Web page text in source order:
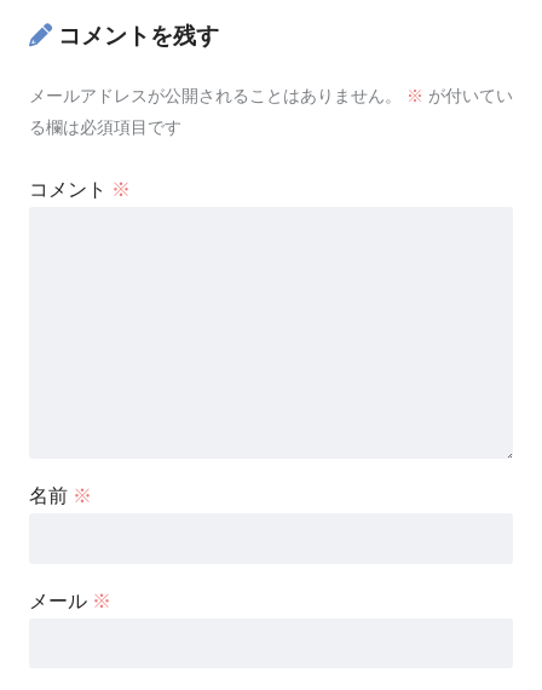
コメントを残す
メールアドレスが公開されることはありません。 ※ が付いてい
る欄は必須項目です
コメント ※
名前 ※
メール ※